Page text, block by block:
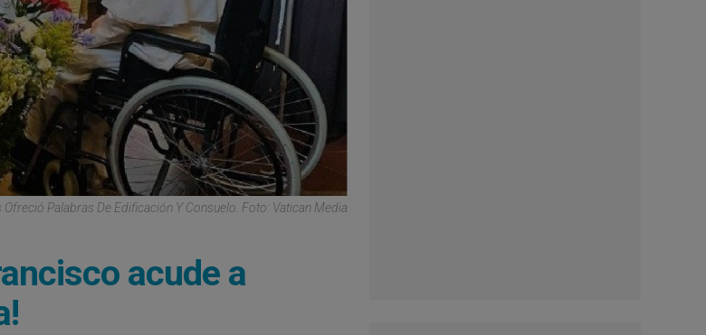
Palabras De Edificación Y Consuelo. Foto: Vatican Media
acude a